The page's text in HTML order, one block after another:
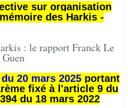
sur organisation
des Harkis -
: le rapport Franck Le
Guen
20 mars 2025portant
fixé à l'article 9 du
du 18 mars 2022